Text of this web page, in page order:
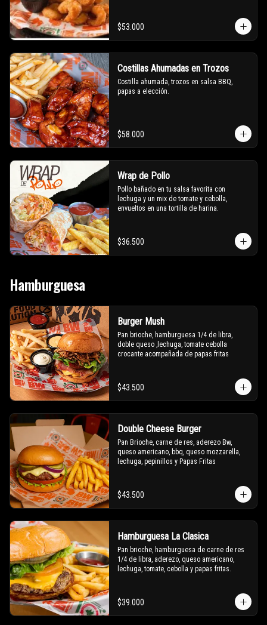
$53.000
Costillas Ahumadas en Trozos
Costilla ahumada, trozos en salsa BBQ,
papas a elección.
$58.000
Wrap de Pollo
Pollo bañado en tu salsa favorita con
lechuga y un mix de tomate y cebolla,
envueltos en una tortilla de harina.
$36.500
Hamburguesa
Burger Mush
Pan brioche, hamburguesa 1/4 de libra,
doble queso ,lechuga, tomate cebolla
crocante acompañada de papas fritas
$43.500
Double Cheese Burger
Pan Brioche, carne de res, aderezo Bw,
queso americano, bbq, queso mozzarella,
lechuga, pepinillos y Papas Fritas
$43.500
Hamburguesa La Clasica
Pan brioche, hamburguesa de carne de res
1/4 de libra, aderezo, queso americano,
lechuga, tomate, cebolla y papas fritas.
$39.000